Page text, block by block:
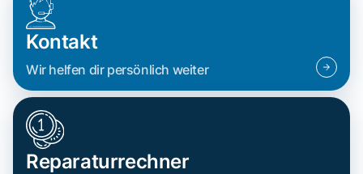
Kontakt
Wir helfen dir persönlich weiter
Reparaturrechner